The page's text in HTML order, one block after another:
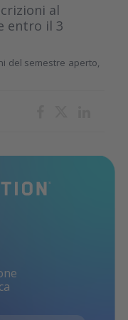
al
entro il 3
del semestre aperto,